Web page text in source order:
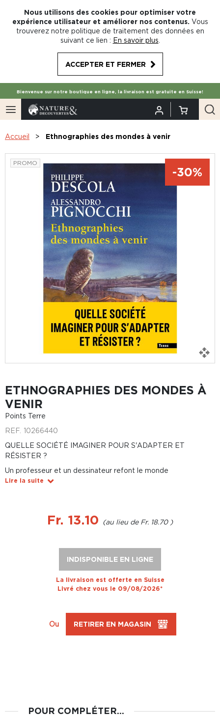
Nous utilisons des cookies pour optimiser votre
expérience utilisateur et améliorer nos contenus. Vous
trouverez notre politique de traitement des données en
suivant ce lien : En savoir plus
ACCEPTER ET FERMER
Bienvenue sur notre boutique en ligne, la livraison est gratuite en Suisse!
Accueil Ethnographies des mondes à venir
PROMO
-30%
ETHNOGRAPHIES DES MONDES À
VENIR
Points Terre
REF. 10266440
QUELLE SOCIÉTÉ IMAGINER POUR S'ADAPTER ET
RÉSISTER ?
Un professeur et un dessinateur refont le monde
Lire la suite
Fr. 13.10 Fr. 18.70
INDISPONIBLE EN LIGNE
La livraison est offerte en Suisse
Livré chez vous le 09/08/2026*
Ou RETIRER EN MAGASIN
POUR COMPLÉTER...